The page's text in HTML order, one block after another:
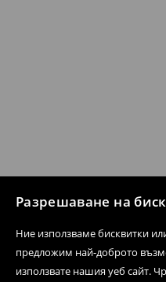
Разрешаване на
Ние използваме бисквитки
предложим най-доброто
използвате нашия уеб сайт.